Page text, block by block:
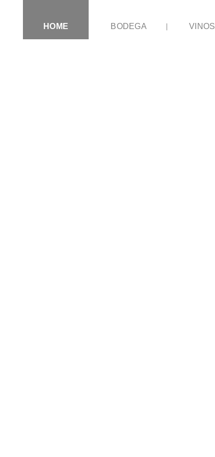
HOME BODEGA VINOS